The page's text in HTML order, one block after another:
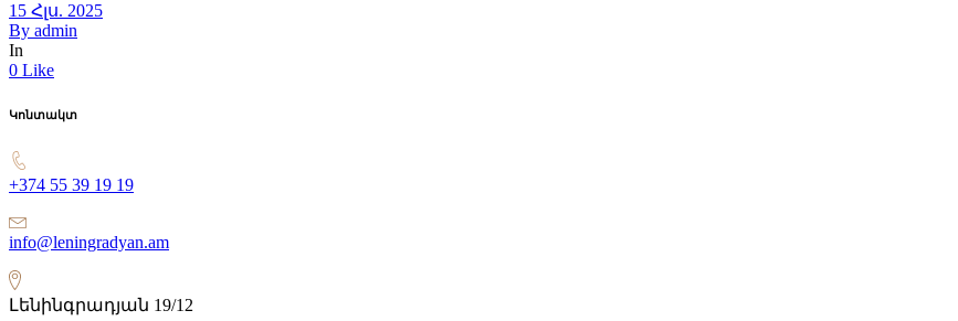
15 Հլս. 2025
By admin
In
0 Like
Կոնտակտ
+374 55 39 19 19
info@leningradyan.am
Լենինգրադյան 19/12